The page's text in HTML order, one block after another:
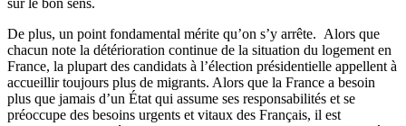
De plus, un point fondamental mérite qu’on s’y arrête. Alors que
chacun note la détérioration continue de la situation du logement en
France, la plupart des candidats à l’élection présidentielle appellent à
accueillir toujours plus de migrants. Alors que la France a besoin
plus que jamais d’un État qui assume ses responsabilités et se
préoccupe des besoins urgents et vitaux des Français, il est